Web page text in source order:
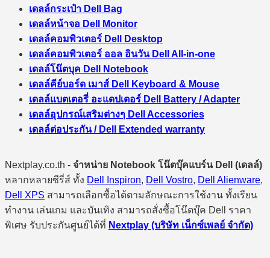
เดลล์กระเป๋า Dell Bag
เดลล์หน้าจอ Dell Monitor
เดลล์คอมพิวเตอร์ Dell Desktop
เดลล์คอมพิวเตอร์ ออล อินวัน Dell All-in-one
เดลล์โน๊ตบุค Dell Notebook
เดลล์คีย์บอร์ด เมาส์ Dell Keyboard & Mouse
เดลล์แบตเตอรี่ อะแดปเตอร์ Dell Battery / Adapter
เดลล์อุปกรณ์เสริมต่างๆ Dell Accessories
เดลล์ต่อประกัน / Dell Extended warranty
Nextplay.co.th - จำหน่าย Notebook โน๊ตบุ๊คแบร์น Dell (เดลล์)
หลากหลายซีรี่ส์ ทั้ง Dell Inspiron, Dell Vostro, Dell Alienware,
Dell XPS สามารถเลือกซื้อได้ตามลักษณะการใช้งาน ทั้งเรียน
ทำงาน เล่นเกม และบันเทิง สามารถสั่งซื้อโน๊ตบุ๊ค Dell ราคา
พิเศษ รับประกันศูนย์ได้ที่ Nextplay (บริษัท เน็กซ์เพลย์ จำกัด)